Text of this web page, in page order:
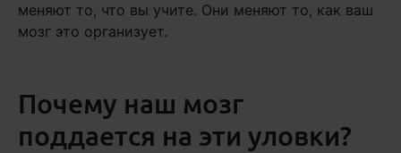
меняют то, что вы учите. Они меняют то, как ваш
мозг это организует.
Почему наш мозг
поддается на эти уловки?